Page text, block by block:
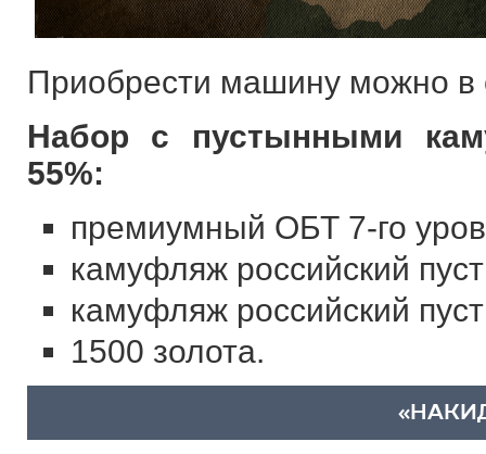
Приобрести машину можно в
Набор с пустынными
55%:
премиумный ОБТ 7-го
камуфляж российский
камуфляж российский
1500 золота.